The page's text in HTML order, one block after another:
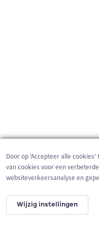
200 m
Door op 'Accepteer alle
van cookies voor een
websiteverkeersanalyse en
Wijzig instellingen